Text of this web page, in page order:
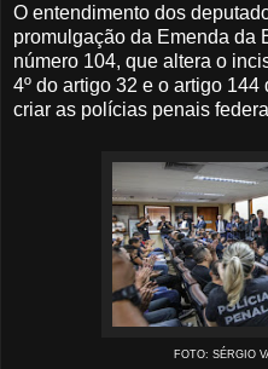
O entendimento dos
promulgação da Emenda da
número 104, que altera o
4º do artigo 32 e o artigo
criar as polícias penais
FOTO: SÉRGIO